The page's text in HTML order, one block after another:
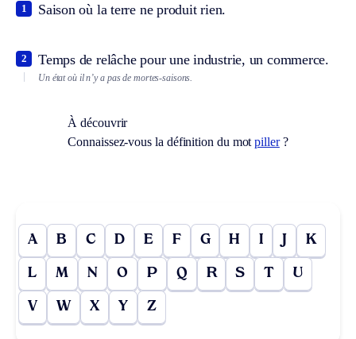
Saison où la terre ne produit rien.
1
Temps de relâche pour une industrie, un commerce.
2
Un état où il n’y a pas de mortes-saisons.
À découvrir
Connaissez-vous la définition du motpiller?
A B C D E F G H I J K
L M N O P Q R S T U
V W X Y Z